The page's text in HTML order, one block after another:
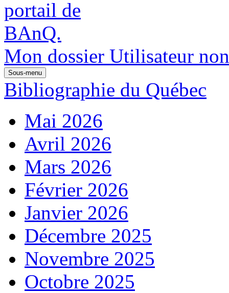
Mon dossier Utilisateur
Sous-menu
Bibliographie du Québec
Mai 2026
Avril 2026
Mars 2026
Février 2026
Janvier 2026
Décembre 2025
Novembre 2025
Octobre 2025